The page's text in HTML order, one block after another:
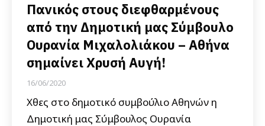
Πανικός στους διεφθαρμένους
από την Δημοτική μας Σύμβουλο
Ουρανία Μιχαλολιάκου – Αθήνα
σημαίνει Χρυσή Αυγή!
16/06/2020
Χθες στο δημοτικό συμβούλιο Αθηνών η
Δημοτική μας Σύμβουλος Ουρανία